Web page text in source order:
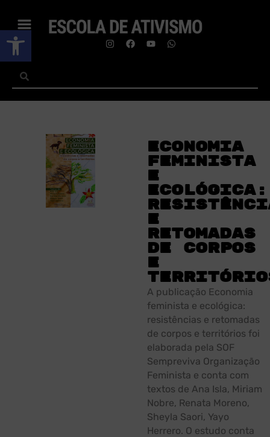
Abrir a barra de ferramentas
Economia
feminista
e
ecológica:
e
retomadas
de corpos
e
A publicação Economia
feminista e ecológica:
resistências e retomadas
de corpos e territórios foi
elaborada pela SOF
Sempreviva Organização
Feminista e conta com
textos de Ana Isla, Miriam
Nobre, Renata Moreno,
Sheyla Saori, Yayo
Herrero. O estudo conta